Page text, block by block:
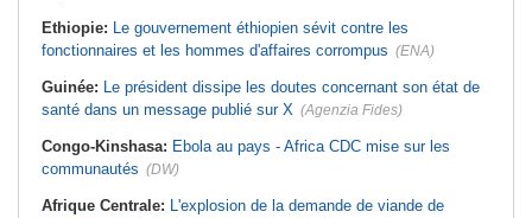
Ethiopie: Le gouvernement éthiopien sévit contre les
fonctionnaires et les hommes d'affaires corrompus (ENA)
Guinée: Le président dissipe les doutes concernant son état de
santé dans un message publié sur X (Agenzia Fides)
Congo-Kinshasa: Ebola au pays - Africa CDC mise sur les
communautés (DW)
Afrique Centrale: L'explosion de la demande de viande de